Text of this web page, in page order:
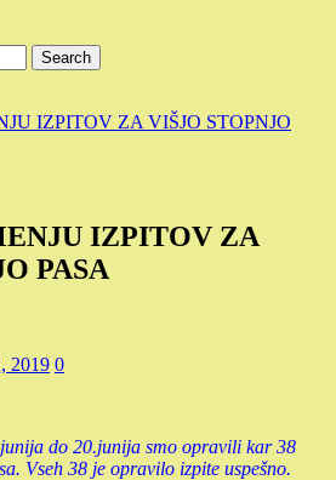
Search
IZPITOV ZA VIŠJO STOPNJO
IZPITOV ZA
PASA
2019 0
do 20.junija smo opravili kar 38
Vseh 38 je opravilo izpite uspešno.